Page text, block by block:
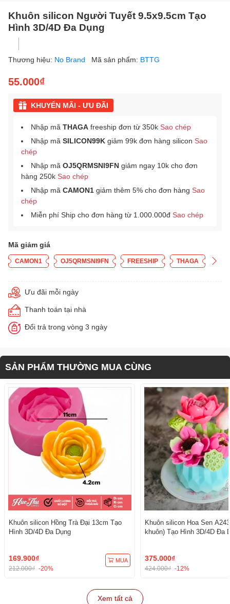
Khuôn silicon Người Tuyết 9.5x9.5cm Tạo
Hình 3D/4D Đa Dụng
Thương hiệu: No Brand Mã sản phẩm: BTTG
55.000₫
KHUYẾN MÃI - ƯU ĐÃI
Nhập mã THAGA freeship đơn từ 350k Sao chép
Nhập mã SILICON99K giảm 99k đơn hàng silicon Sao
chép
Nhập mã OJ5QRMSNI9FN giảm ngay 10k cho đơn
hàng 250k Sao chép
Nhập mã CAMON1 giảm thêm 5% cho đơn hàng Sao
chép
Miễn phí Ship cho đơn hàng từ 1.000.000đ Sao chép
Mã giảm giá
CAMON1 OJ5QRMSNI9FN FREESHIP THAGA
Ưu đãi mỗi ngày
Thanh toán tại nhà
Đổi trả trong vòng 3 ngày
SẢN PHẨM THƯỜNG MUA CÙNG
Khuôn silicon Hồng Trà Đại 13cm Tạo
Hình 3D/4D Đa Dụng
169.900₫
212.000₫ -20%
MUA
Khuôn silicon Hoa Sen
khuôn) Tạo Hình 3D/4D Đa
375.000₫
424.000₫ -12%
Xem tất cả